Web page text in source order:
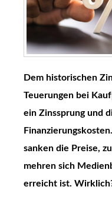
Dem historischen
Teuerungen bei
ein Zinssprung und
sanken die Preise,
mehren sich
erreicht ist.